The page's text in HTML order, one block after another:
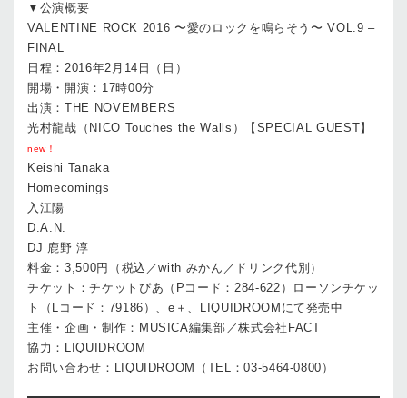
▼公演概要
VALENTINE ROCK 2016 〜愛のロックを鳴らそう〜 VOL.9 –
FINAL
日程：2016年2月14日（日）
開場・開演：17時00分
出演：THE NOVEMBERS
光村龍哉（NICO Touches the Walls）【SPECIAL GUEST】
new！
Keishi Tanaka
Homecomings
入江陽
D.A.N.
DJ 鹿野 淳
料金：3,500円（税込／with みかん／ドリンク代別）
チケット：チケットぴあ（Pコード：284-622）ローソンチケッ
ト（Lコード：79186）、e＋、LIQUIDROOMにて発売中
主催・企画・制作：MUSICA編集部／株式会社FACT
協力：LIQUIDROOM
お問い合わせ：LIQUIDROOM（TEL：03-5464-0800）